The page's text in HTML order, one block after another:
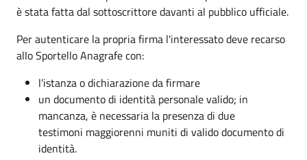
è stata fatta dal sottoscrittore davanti al pubblico ufficiale.
Per autenticare la propria firma l'interessato deve recarso
allo Sportello Anagrafe con:
l’istanza o dichiarazione da firmare
un documento di identità personale valido; in
mancanza, è necessaria la presenza di due
testimoni maggiorenni muniti di valido documento di
identità.